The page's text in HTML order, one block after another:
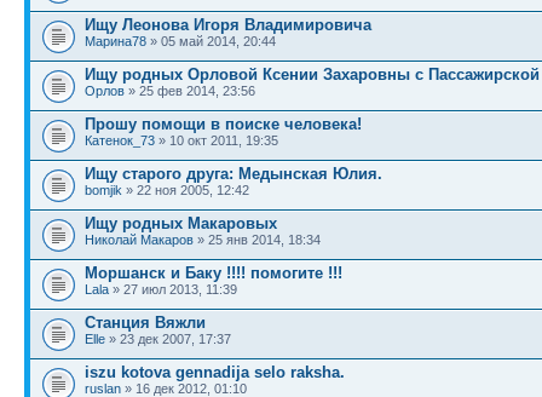
Ищу Леонова Игоря Владимировича
Марина78 » 05 май 2014, 20:44
Ищу родных Орловой Ксении Захаровны с Пассажирской
Орлов » 25 фев 2014, 23:56
Прошу помощи в поиске человека!
Катенок_73 » 10 окт 2011, 19:35
Ищу старого друга: Медынская Юлия.
bomjik » 22 ноя 2005, 12:42
Ищу родных Макаровых
Николай Макаров » 25 янв 2014, 18:34
Моршанск и Баку !!!! помогите !!!
Lala » 27 июл 2013, 11:39
Станция Вяжли
Elle » 23 дек 2007, 17:37
iszu kotova gennadija selo raksha.
ruslan » 16 дек 2012, 01:10